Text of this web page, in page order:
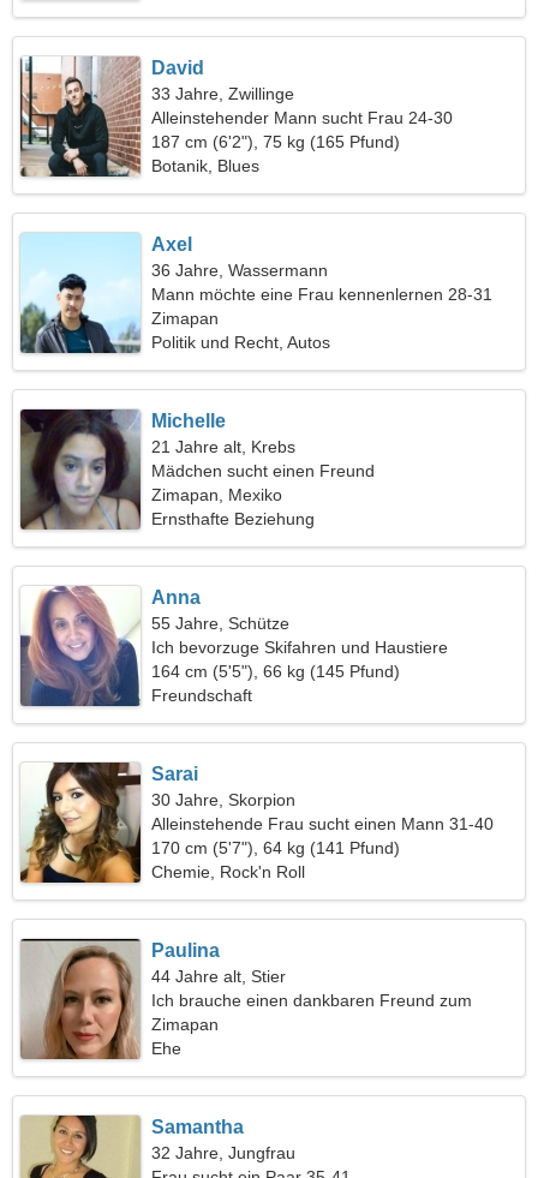
David
33 Jahre, Zwillinge
Alleinstehender Mann sucht Frau 24-30
187 cm (6'2"), 75 kg (165 Pfund)
Botanik, Blues
Axel
36 Jahre, Wassermann
Mann möchte eine Frau kennenlernen 28-31
Zimapan
Politik und Recht, Autos
Michelle
21 Jahre alt, Krebs
Mädchen sucht einen Freund
Zimapan, Mexiko
Ernsthafte Beziehung
Anna
55 Jahre, Schütze
Ich bevorzuge Skifahren und Haustiere
164 cm (5'5"), 66 kg (145 Pfund)
Freundschaft
Sarai
30 Jahre, Skorpion
Alleinstehende Frau sucht einen Mann 31-40
170 cm (5'7"), 64 kg (141 Pfund)
Chemie, Rock'n Roll
Paulina
44 Jahre alt, Stier
Ich brauche einen dankbaren Freund zum
Skifahren
Zimapan
Ehe
Samantha
32 Jahre, Jungfrau